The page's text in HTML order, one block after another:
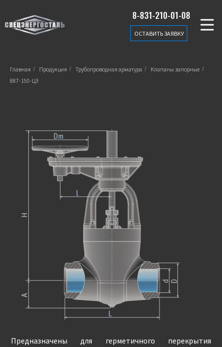
8-831-210-01-08
ОСТАВИТЬ ЗАЯВКУ
Главная / Продукция / Трубопроводная арматура / Клапаны запорные /
887-150-ЦЗ
Предназначены для герметичного перекрытия